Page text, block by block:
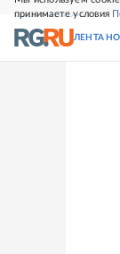
принимаете условия
СВЕЖИЙ НОМЕР
ЛЕНТА